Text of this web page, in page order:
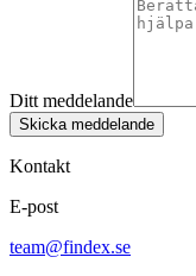
Ditt meddelande
Skicka meddelande
Kontakt
E-post
team@findex.se